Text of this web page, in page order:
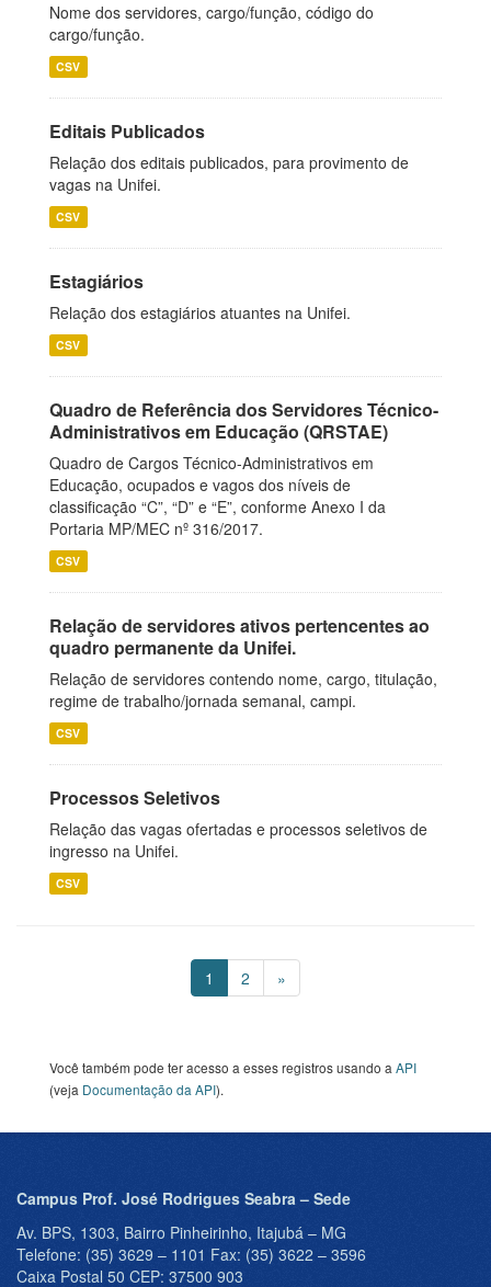
Nome dos servidores, cargo/função, código do
cargo/função.
CSV
Editais Publicados
Relação dos editais publicados, para provimento de
vagas na Unifei.
CSV
Estagiários
Relação dos estagiários atuantes na Unifei.
CSV
Quadro de Referência dos Servidores Técnico-
Administrativos em Educação (QRSTAE)
Quadro de Cargos Técnico-Administrativos em
Educação, ocupados e vagos dos níveis de
classificação “C”, “D” e “E”, conforme Anexo I da
Portaria MP/MEC nº 316/2017.
CSV
Relação de servidores ativos pertencentes ao
quadro permanente da Unifei.
Relação de servidores contendo nome, cargo, titulação,
regime de trabalho/jornada semanal, campi.
CSV
Processos Seletivos
Relação das vagas ofertadas e processos seletivos de
ingresso na Unifei.
CSV
1 2 »
Você também pode ter acesso a esses registros usando a API
(veja Documentação da API).
Campus Prof. José Rodrigues Seabra – Sede
Av. BPS, 1303, Bairro Pinheirinho, Itajubá – MG
Telefone: (35) 3629 – 1101 Fax: (35) 3622 – 3596
Caixa Postal 50 CEP: 37500 903